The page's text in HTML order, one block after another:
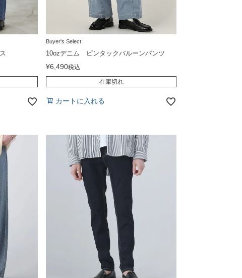
Buyer's Select
10ozデニム ピンタックバルーンパンツ
¥6,490税込
在庫切れ
カートに入れる